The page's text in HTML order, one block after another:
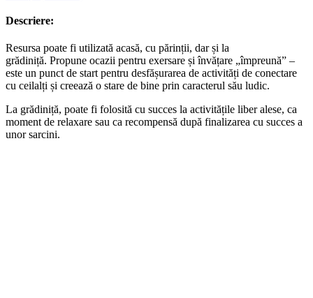
Descriere:
Resursa poate fi utilizată acasă, cu părinții, dar și la
grădiniță. Propune ocazii pentru exersare și învățare „împreună” –
este un punct de start pentru desfășurarea de activități de conectare
cu ceilalți și creează o stare de bine prin caracterul său ludic.
La grădiniță, poate fi folosită cu succes la activitățile liber alese, ca
moment de relaxare sau ca recompensă după finalizarea cu succes a
unor sarcini.